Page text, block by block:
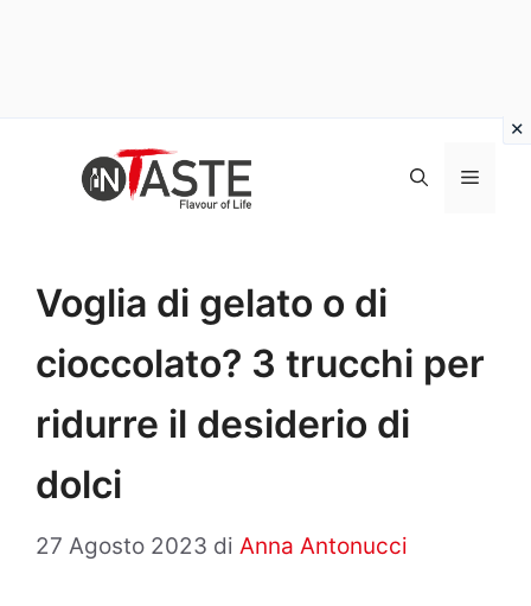
Menu
Voglia di gelato o di
cioccolato? 3 trucchi per
ridurre il desiderio di
dolci
27 Agosto 2023 di Anna Antonucci